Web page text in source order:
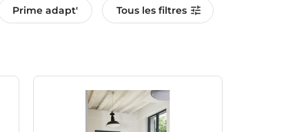
Prime adapt' Tous les filtres